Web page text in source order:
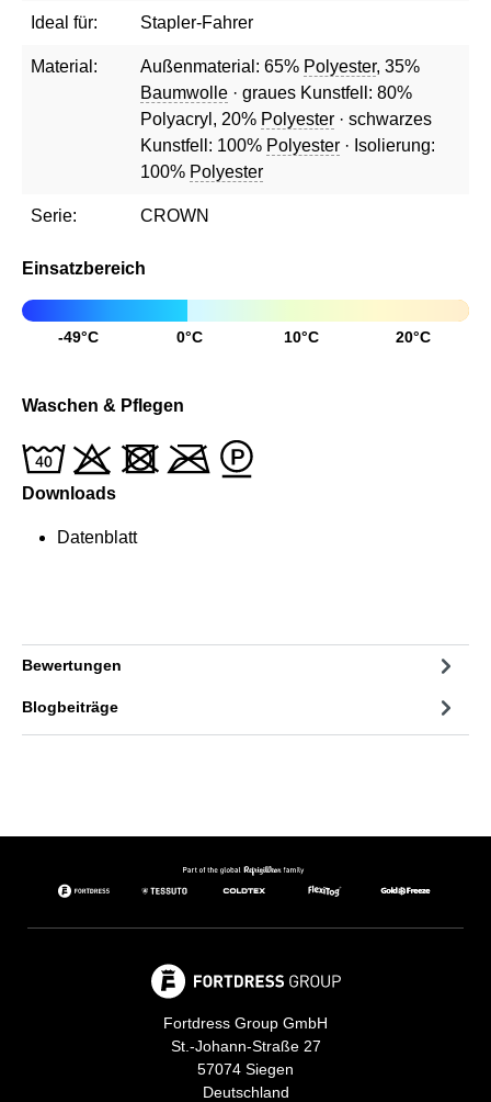
Bewertungen
Blogbeiträge
Ideal für: Stapler-Fahrer
Material: Außenmaterial: 65% Polyester, 35%
Baumwolle · graues Kunstfell: 80%
Polyacryl, 20% Polyester · schwarzes
Kunstfell: 100% Polyester · Isolierung:
100% Polyester
Serie: CROWN
Einsatzbereich
-49°C 0°C 10°C 20°C
Waschen & Pflegen
Downloads
Datenblatt
Fortdress Group GmbH
St.-Johann-Straße 27
57074 Siegen
Deutschland